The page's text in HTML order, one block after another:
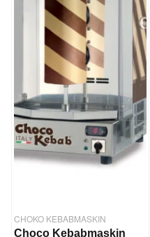
CHOKO KEBABMASKIN
Choco Kebabmaskin